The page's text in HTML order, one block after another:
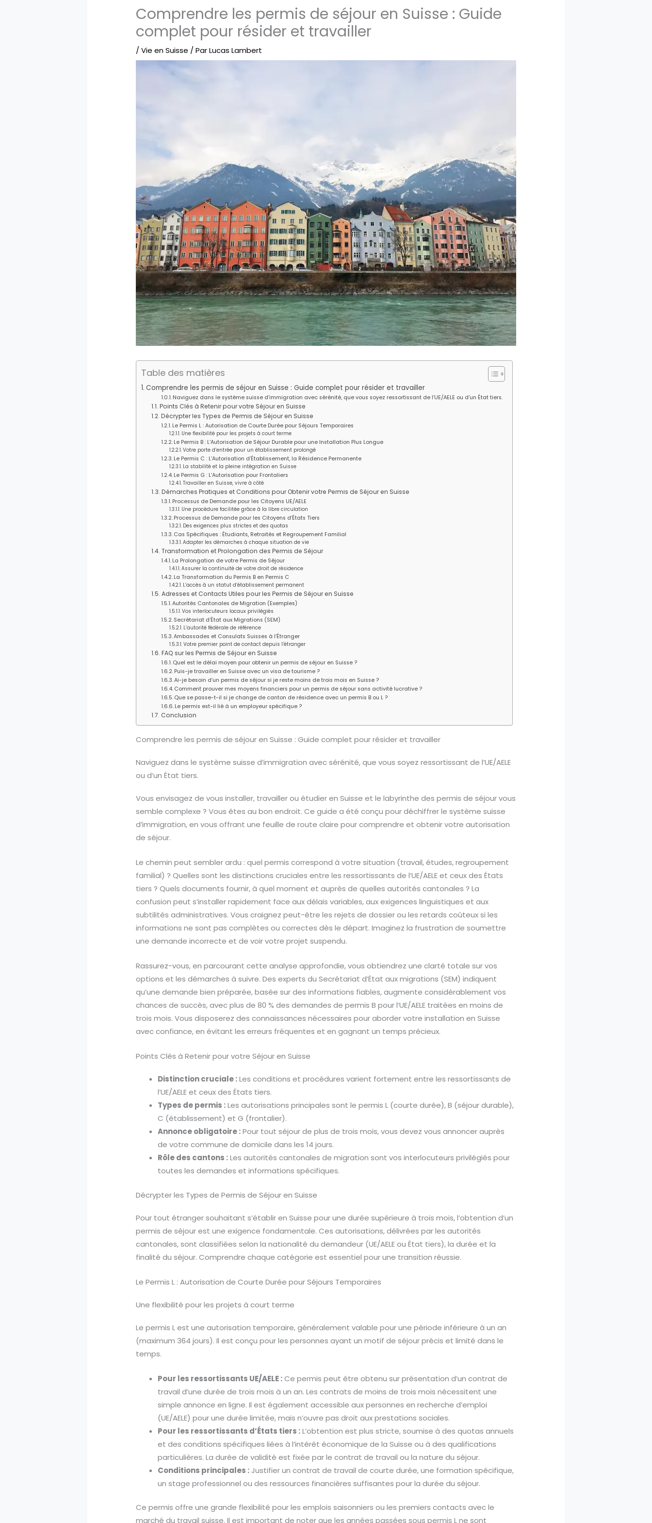
Comprendre les permis de séjour en Suisse : Guide
complet pour résider et travailler
/Vie en Suisse / ParLucas Lambert
Table des matières
Comprendre les permis de séjour en Suisse : Guide complet pour résider et travailler
Naviguez dans le système suisse d’immigration avec sérénité, que vous soyez ressortissant de l’UE/AELE ou d’un État tiers.
Points Clés à Retenir pour votre Séjour en Suisse
Décrypter les Types de Permis de Séjour en Suisse
Le Permis L : Autorisation de Courte Durée pour Séjours Temporaires
Une flexibilité pour les projets à court terme
Le Permis B : L’Autorisation de Séjour Durable pour une Installation Plus Longue
Votre porte d’entrée pour un établissement prolongé
Le Permis C : L’Autorisation d’Établissement, la Résidence Permanente
La stabilité et la pleine intégration en Suisse
Le Permis G : L’Autorisation pour Frontaliers
Travailler en Suisse, vivre à côté
Démarches Pratiques et Conditions pour Obtenir votre Permis de Séjour en Suisse
Processus de Demande pour les Citoyens UE/AELE
Une procédure facilitée grâce à la libre circulation
Processus de Demande pour les Citoyens d’États Tiers
Des exigences plus strictes et des quotas
Cas Spécifiques : Étudiants, Retraités et Regroupement Familial
Adapter les démarches à chaque situation de vie
Transformation et Prolongation des Permis de Séjour
La Prolongation de votre Permis de Séjour
Assurer la continuité de votre droit de résidence
La Transformation du Permis B en Permis C
L’accès à un statut d’établissement permanent
Adresses et Contacts Utiles pour les Permis de Séjour en Suisse
Autorités Cantonales de Migration (Exemples)
Vos interlocuteurs locaux privilégiés
Secrétariat d’État aux Migrations (SEM)
L’autorité fédérale de référence
Ambassades et Consulats Suisses à l’Étranger
Votre premier point de contact depuis l’étranger
FAQ sur les Permis de Séjour en Suisse
Quel est le délai moyen pour obtenir un permis de séjour en Suisse ?
Puis-je travailler en Suisse avec un visa de tourisme ?
Ai-je besoin d’un permis de séjour si je reste moins de trois mois en Suisse ?
Comment prouver mes moyens financiers pour un permis de séjour sans activité lucrative ?
Que se passe-t-il si je change de canton de résidence avec un permis B ou L ?
Le permis est-il lié à un employeur spécifique ?
Conclusion
Comprendre les permis de séjour en Suisse : Guide complet pour résider et travailler
Naviguez dans le système suisse d’immigration avec sérénité, que vous soyez ressortissant de l’UE/AELE
ou d’un État tiers.
Vous envisagez de vous installer, travailler ou étudier en Suisse et le labyrinthe des permis de séjour vous
semble complexe ? Vous êtes au bon endroit. Ce guide a été conçu pour déchiffrer le système suisse
d’immigration, en vous offrant une feuille de route claire pour comprendre et obtenir votre autorisation
de séjour.
Le chemin peut sembler ardu : quel permis correspond à votre situation (travail, études, regroupement
familial) ? Quelles sont les distinctions cruciales entre les ressortissants de l’UE/AELE et ceux des États
tiers ? Quels documents fournir, à quel moment et auprès de quelles autorités cantonales ? La
confusion peut s’installer rapidement face aux délais variables, aux exigences linguistiques et aux
subtilités administratives. Vous craignez peut-être les rejets de dossier ou les retards coûteux si les
informations ne sont pas complètes ou correctes dès le départ. Imaginez la frustration de soumettre
une demande incorrecte et de voir votre projet suspendu.
Rassurez-vous, en parcourant cette analyse approfondie, vous obtiendrez une clarté totale sur vos
options et les démarches à suivre. Des experts du Secrétariat d’État aux migrations (SEM) indiquent
qu’une demande bien préparée, basée sur des informations fiables, augmente considérablement vos
chances de succès, avec plus de 80 % des demandes de permis B pour l’UE/AELE traitées en moins de
trois mois. Vous disposerez des connaissances nécessaires pour aborder votre installation en Suisse
avec confiance, en évitant les erreurs fréquentes et en gagnant un temps précieux.
Points Clés à Retenir pour votre Séjour en Suisse
Distinction cruciale :Les conditions et procédures varient fortement entre les ressortissants de
l’UE/AELE et ceux des États tiers.
Types de permis :Les autorisations principales sont le permis L (courte durée), B (séjour durable),
C (établissement) et G (frontalier).
Annonce obligatoire :Pour tout séjour de plus de trois mois, vous devez vous annoncer auprès
de votre commune de domicile dans les 14 jours.
Rôle des cantons :Les autorités cantonales de migration sont vos interlocuteurs privilégiés pour
toutes les demandes et informations spécifiques.
Décrypter les Types de Permis de Séjour en Suisse
Pour tout étranger souhaitant s’établir en Suisse pour une durée supérieure à trois mois, l’obtention d’un
permis de séjour est une exigence fondamentale. Ces autorisations, délivrées par les autorités
cantonales, sont classifiées selon la nationalité du demandeur (UE/AELE ou État tiers), la durée et la
finalité du séjour. Comprendre chaque catégorie est essentiel pour une transition réussie.
Le Permis L : Autorisation de Courte Durée pour Séjours Temporaires
Une flexibilité pour les projets à court terme
Le permis L est une autorisation temporaire, généralement valable pour une période inférieure à un an
(maximum 364 jours). Il est conçu pour les personnes ayant un motif de séjour précis et limité dans le
temps.
Pour les ressortissants UE/AELE :Ce permis peut être obtenu sur présentation d’un contrat de
travail d’une durée de trois mois à un an. Les contrats de moins de trois mois nécessitent une
simple annonce en ligne. Il est également accessible aux personnes en recherche d’emploi
(UE/AELE) pour une durée limitée, mais n’ouvre pas droit aux prestations sociales.
Pour les ressortissants d’États tiers :L’obtention est plus stricte, soumise à des quotas annuels
et des conditions spécifiques liées à l’intérêt économique de la Suisse ou à des qualifications
particulières. La durée de validité est fixée par le contrat de travail ou la nature du séjour.
Conditions principales : Justifier un contrat de travail de courte durée, une formation spécifique,
un stage professionnel ou des ressources financières suffisantes pour la durée du séjour.
Ce permis offre une grande flexibilité pour les emplois saisonniers ou les premiers contacts avec le
marché du travail suisse. Il est important de noter que les années passées sous permis L ne sont